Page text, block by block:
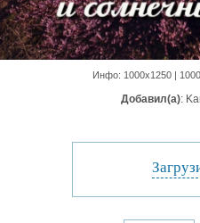
Инфо: 1000х1250 |
Добавил(а):